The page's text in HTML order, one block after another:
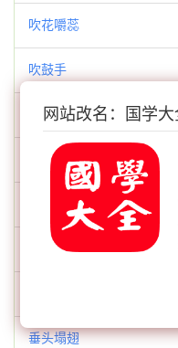
吹花嚼蕊
吹鼓手
垂世不朽
垂发戴白
垂名竹帛
垂名青史
垂头塌翅
网站改名：国学